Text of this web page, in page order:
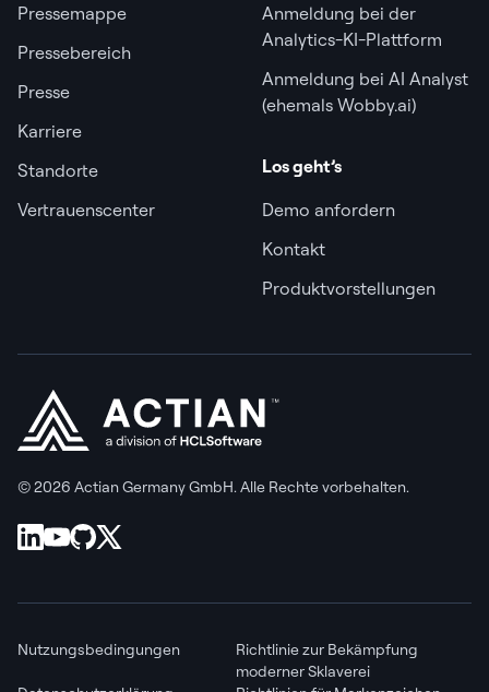
Pressemappe
Pressebereich
Presse
Karriere
Standorte
Vertrauenscenter
Anmeldung bei der
Analytics-KI-Plattform
Anmeldung bei AI Analyst
(ehemals Wobby.ai)
Los geht’s
Demo anfordern
Kontakt
Produktvorstellungen
© 2026 Actian Germany GmbH. Alle Rechte vorbehalten.
Nutzungsbedingungen
Richtlinie zur Bekämpfung
moderner Sklaverei